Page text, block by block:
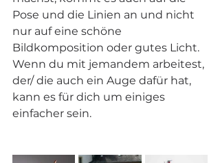
Pose und die Linien an und nicht
nur auf eine schöne
Bildkomposition oder gutes Licht.
Wenn du mit jemandem arbeitest,
der/ die auch ein Auge dafür hat,
kann es für dich um einiges
einfacher sein.